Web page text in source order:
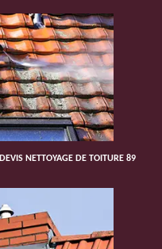
DEVIS NETTOYAGE DE TOITURE 89